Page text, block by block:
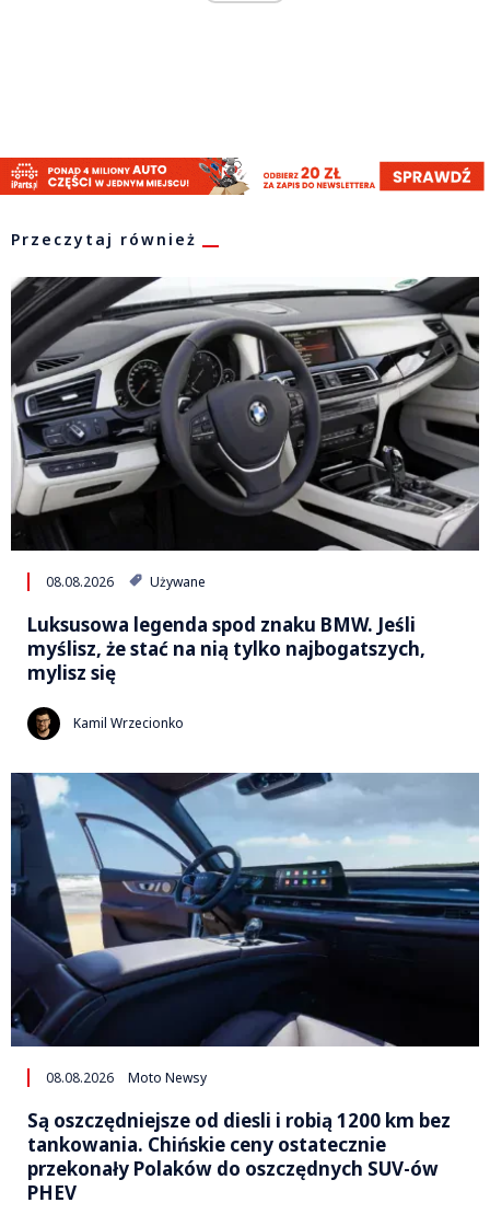
Przeczytaj również
08.08.2026 Używane
Luksusowa legenda spod znaku BMW. Jeśli
myślisz, że stać na nią tylko najbogatszych,
mylisz się
Kamil Wrzecionko
08.08.2026 Moto Newsy
Są oszczędniejsze od diesli i robią 1200 km bez
tankowania. Chińskie ceny ostatecznie
przekonały Polaków do oszczędnych SUV-ów
PHEV